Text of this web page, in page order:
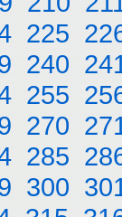
225
240
255
270
285
300